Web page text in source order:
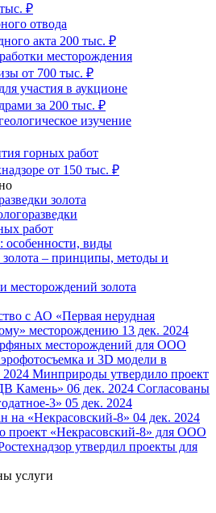
₽
отвода
акта 200 тыс. ₽
месторождения
от 700 тыс. ₽
участия в аукционе
за 200 тыс. ₽
изучение
горных работ
от 150 тыс. ₽
золота
работ
особенности, виды
золота – принципы, методы и
месторождений золота
с АО «Первая нерудная
месторождению 13 дек. 2024
месторождений для ООО
и 3D модели в
2024 Минприроды утвердило проект
Камень» 06 дек. 2024 Согласованы
3» 05 дек. 2024
на «Некрасовский-8» 04 дек. 2024
проект «Некрасовский-8» для ООО
утвердил проекты для
услуги